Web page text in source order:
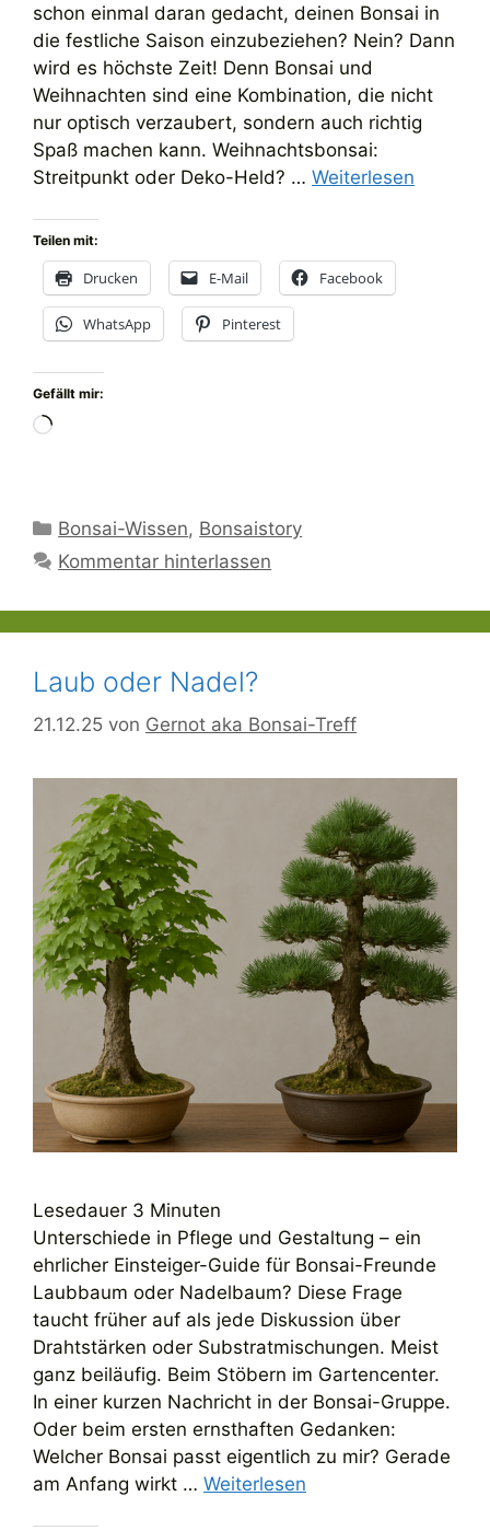
schon einmal daran gedacht, deinen Bonsai in
die festliche Saison einzubeziehen? Nein? Dann
wird es höchste Zeit! Denn Bonsai und
Weihnachten sind eine Kombination, die nicht
nur optisch verzaubert, sondern auch richtig
Spaß machen kann. Weihnachtsbonsai:
Streitpunkt oder Deko-Held? … Weiterlesen
Teilen mit:
Drucken E-Mail Facebook
WhatsApp Pinterest
Gefällt mir:
Wird
Kategorien
Bonsai-Wissen, Bonsaistory
Kommentar hinterlassen
Laub oder Nadel?
21.12.25 von Gernot aka Bonsai-Treff
Lesedauer 3 Minuten
Unterschiede in Pflege und Gestaltung – ein
ehrlicher Einsteiger-Guide für Bonsai-Freunde
Laubbaum oder Nadelbaum? Diese Frage
taucht früher auf als jede Diskussion über
Drahtstärken oder Substratmischungen. Meist
ganz beiläufig. Beim Stöbern im Gartencenter.
In einer kurzen Nachricht in der Bonsai-Gruppe.
Oder beim ersten ernsthaften Gedanken:
Welcher Bonsai passt eigentlich zu mir? Gerade
am Anfang wirkt … Weiterlesen